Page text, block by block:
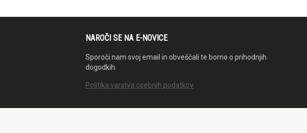
NAROČI SE NA E-NOVICE
Sporoči nam svoj email in obveščali te bomo o prihodnjih
dogodkih.
Politika varstva osebnih podatkov